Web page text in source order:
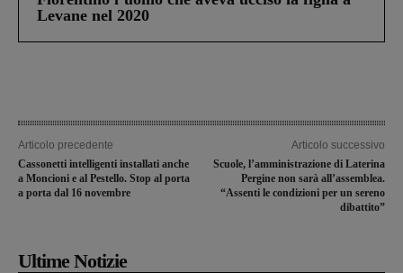
Levane nel 2020
Articolo precedente
Cassonetti intelligenti installati anche
a Moncioni e al Pestello. Stop al porta
a porta dal 16 novembre
Articolo successivo
Scuole, l’amministrazione di Laterina
Pergine non sarà all’assemblea.
“Assenti le condizioni per un sereno
dibattito”
Ultime Notizie